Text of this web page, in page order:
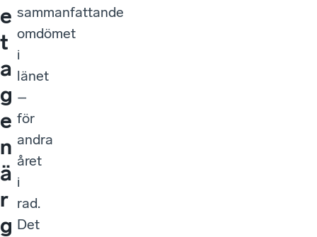
e
t
a
g
e
n
ä
r
g
sammanfattande
omdömet
i
länet
–
för
andra
året
i
rad.
Det